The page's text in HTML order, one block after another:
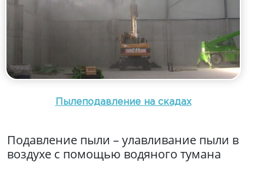
Пылеподавление на скадах
Подавление пыли – улавливание пыли в
воздухе с помощью водяного тумана